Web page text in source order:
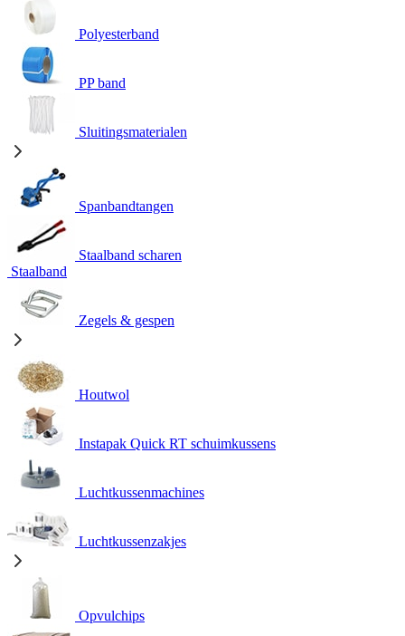
Polyesterband
PP band
Sluitingsmaterialen
Spanbandtangen
Staalband scharen
Staalband
Zegels & gespen
Houtwol
Instapak Quick RT schuimkussens
Luchtkussenmachines
Luchtkussenzakjes
Opvulchips